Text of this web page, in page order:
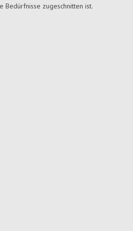
Bedürfnisse zugeschnitten ist.